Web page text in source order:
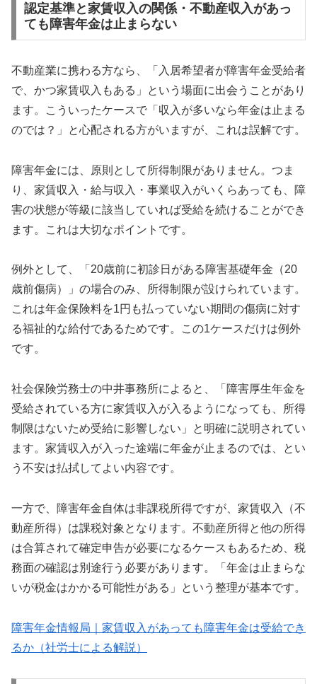
認定基準と家賃収入の関係・不動産収入があっ
ても障害年金は止まらない
不動産業に携わる方なら、「入居希望者が障害年金受給者
で、かつ家賃収入もある」という場面に出会うことがあり
ます。こういったケースで「収入が多いなら年金は止まる
のでは？」と心配される方がいますが、これは誤解です。
障害年金には、原則として所得制限がありません。つま
り、家賃収入・給与収入・事業収入がいくらあっても、障
害の状態が等級に該当していれば受給を続けることができ
ます。これは大切なポイントです。
例外として、「20歳前に初診日がある障害基礎年金（20
歳前傷病）」の場合のみ、所得制限が設けられています。
これは年金保険料を1円も払っていない期間の傷病に対す
る福祉的な給付であるためです。この1ケースだけは例外
です。
社会保険労務士の中井事務所によると、「障害厚生年金を
受給されている方に家賃収入が入るようになっても、所得
制限はないため受給に影響しない」と明確に説明されてい
ます。家賃収入が入った途端に年金が止まるのでは、とい
う不安は払拭してよい内容です。
一方で、障害年金自体は非課税所得ですが、家賃収入（不
動産所得）は課税対象となります。不動産所得と他の所得
は合算されて確定申告が必要になるケースもあるため、税
務面の確認は別途行う必要があります。「年金は止まらな
いが税金はかかる可能性がある」という整理が基本です。
障害年金情報局｜家賃収入があっても障害年金は受給でき
るか（社労士による解説）